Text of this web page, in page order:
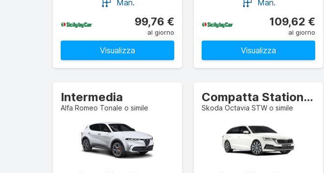
Man.
99,76 €
al giorno
Visualizza
Man.
109,62 €
al giorno
Visualizza
Intermedia
Alfa Romeo Tonale o simile
Compatta Station wagon
Skoda Octavia STW o simile